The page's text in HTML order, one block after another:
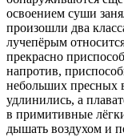
освоением суши
произошли два
лучепёрым
прекрасно
напротив,
небольших пресных
удлинились, а
в примитивные
дышать воздухом и